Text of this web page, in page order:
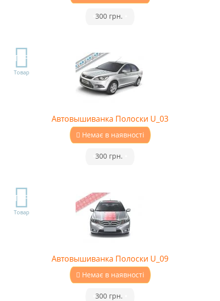
300 грн.
TOP
Товар
Автовышиванка Полоски U_03
Немає в наявності
300 грн.
TOP
Товар
Автовышиванка Полоски U_09
Немає в наявності
300 грн.